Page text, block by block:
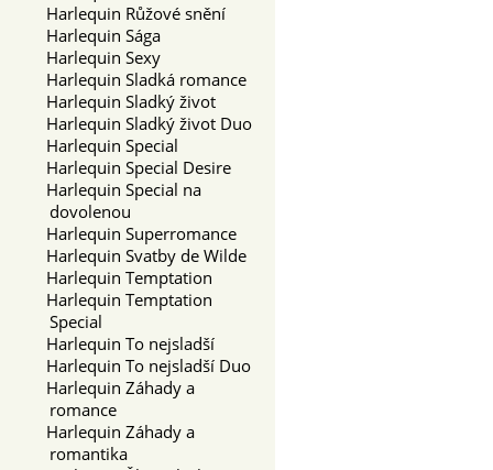
Harlequin Růžové snění
Harlequin Sága
Harlequin Sexy
Harlequin Sladká romance
Harlequin Sladký život
Harlequin Sladký život Duo
Harlequin Special
Harlequin Special Desire
Harlequin Special na
dovolenou
Harlequin Superromance
Harlequin Svatby de Wilde
Harlequin Temptation
Harlequin Temptation
Special
Harlequin To nejsladší
Harlequin To nejsladší Duo
Harlequin Záhady a
romance
Harlequin Záhady a
romantika